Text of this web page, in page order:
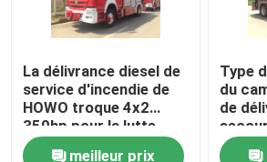
Bulldozer sur chenilles
Véhicule d'urgence d'ingénierie
La délivrance diesel de
service d'incendie de
HOWO troque 4x2
350hp pour la lutte
contre l'incendie
meilleur prix
Type
du
de
228kw